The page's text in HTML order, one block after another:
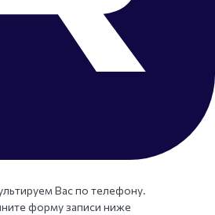
Вас по телефону.
форму записи ниже